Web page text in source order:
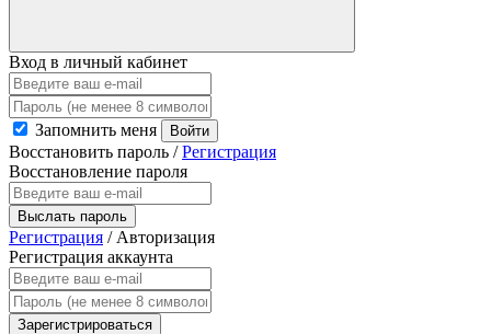
Вход в личный кабинет
Запомнить меня Войти
Восстановить пароль /Регистрация
Восстановление пароля
Выслать пароль
Регистрация / Авторизация
Регистрация аккаунта
Зарегистрироваться